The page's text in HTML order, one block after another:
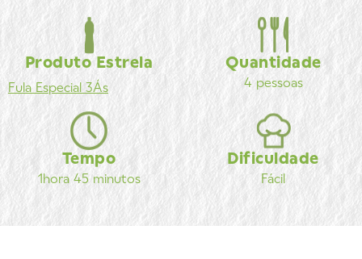
Produto Estrela
Fula Especial 3Ás
Quantidade
4 pessoas
Tempo
1hora 45 minutos
Dificuldade
Fácil